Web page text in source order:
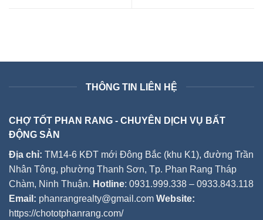
THÔNG TIN LIÊN HỆ
CHỢ TỐT PHAN RANG - CHUYÊN DỊCH VỤ BẤT
ĐỘNG SẢN
Địa chỉ: TM14-6 KĐT mới Đông Bắc (khu K1), đường Trần
Nhân Tông, phường Thanh Sơn, Tp. Phan Rang Tháp
Chàm, Ninh Thuận. Hotline: 0931.999.338 – 0933.843.118
Email: phanrangrealty@gmail.com Website:
https://chototphanrang.com/